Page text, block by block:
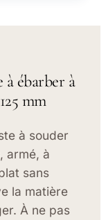
à ébarber à
mm
à souder
armé, à
sans
la matière
À ne pas